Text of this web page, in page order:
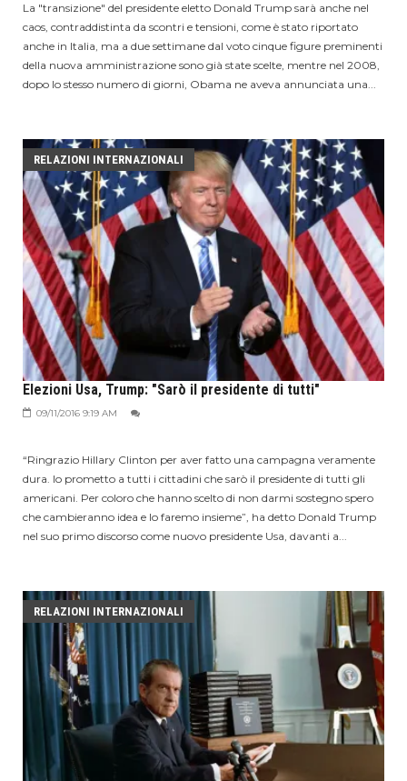
La "transizione" del presidente eletto Donald Trump sarà anche nel
caos, contraddistinta da scontri e tensioni, come è stato riportato
anche in Italia, ma a due settimane dal voto cinque figure preminenti
della nuova amministrazione sono già state scelte, mentre nel 2008,
dopo lo stesso numero di giorni, Obama ne aveva annunciata una...
RELAZIONI INTERNAZIONALI
Elezioni Usa, Trump: "Sarò il presidente di tutti"
09/11/2016 9:19 AM
“Ringrazio Hillary Clinton per aver fatto una campagna veramente
dura. Io prometto a tutti i cittadini che sarò il presidente di tutti gli
americani. Per coloro che hanno scelto di non darmi sostegno spero
che cambieranno idea e lo faremo insieme”, ha detto Donald Trump
nel suo primo discorso come nuovo presidente Usa, davanti a...
RELAZIONI INTERNAZIONALI